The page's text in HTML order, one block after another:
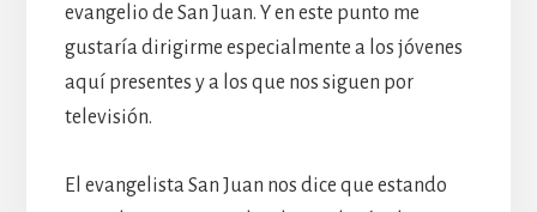
evangelio de San Juan. Y en este punto me
gustaría dirigirme especialmente a los jóvenes
aquí presentes y a los que nos siguen por
televisión.
El evangelista San Juan nos dice que estando